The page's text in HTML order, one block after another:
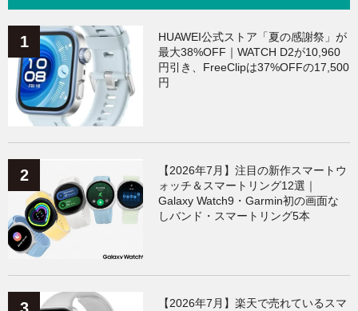
HUAWEI公式ストア「夏の感謝祭」が
最大38%OFF｜WATCH D2が10,960
円引き、FreeClipは37%OFFの17,500
円
【2026年7月】注目の新作スマートウ
ォッチ＆スマートリング12選｜
Galaxy Watch9・Garmin初の画面な
しバンド・スマートリング5本
【2026年7月】楽天で売れているスマ